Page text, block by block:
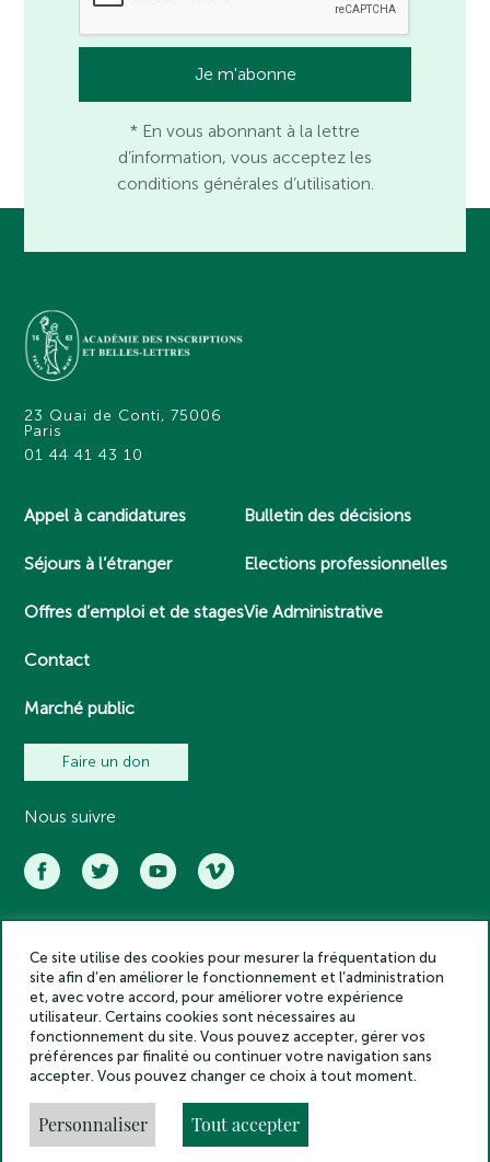
* En vous abonnant à la lettre
d’information, vous acceptez les
conditions générales d’utilisation.
23 Quai de Conti, 75006
Paris
01 44 41 43 10
Appel à candidatures
Séjours à l’étranger
Offres d’emploi et de stages
Contact
Marché public
Bulletin des décisions
Elections professionnelles
Vie Administrative
Faire un don
Nous suivre
Académie des inscriptions et belles lettres – Tous droits réservés
2025
Politique de confidentialité
Mentions légales
Crédits
Gestion des cookies
Made by
Ce site utilise des cookies pour mesurer la fréquentation du
site afin d’en améliorer le fonctionnement et l’administration
et, avec votre accord, pour améliorer votre expérience
utilisateur. Certains cookies sont nécessaires au
fonctionnement du site. Vous pouvez accepter, gérer vos
préférences par finalité ou continuer votre navigation sans
accepter. Vous pouvez changer ce choix à tout moment.
Personnaliser Tout accepter